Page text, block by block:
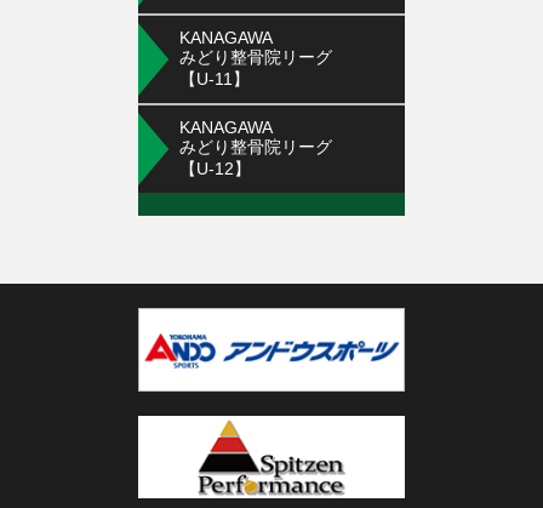
KANAGAWA
みどり整骨院リーグ
【U-11】
KANAGAWA
みどり整骨院リーグ
【U-12】